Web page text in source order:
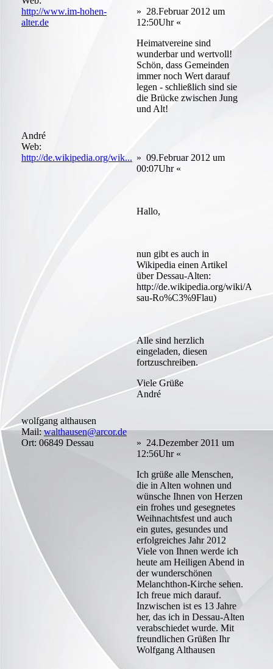
http://www.im-hohen-
alter.de
» 28.Februar 2012 um
12:50Uhr «
Heimatvereine sind
wunderbar und wertvoll!
Schön, dass Gemeinden
immer noch Wert darauf
legen - schließlich sind sie
die Brücke zwischen Jung
und Alt!
André
Web:
http://de.wikipedia.org/wik... » 09.Februar 2012 um
00:07Uhr «
Hallo,
nun gibt es auch in
Wikipedia einen Artikel
über Dessau-Alten:
http://de.wikipedia.org/wiki/
sau-Ro%C3%9Flau)
Alle sind herzlich
eingeladen, diesen
fortzuschreiben.
Viele Grüße
André
wolfgang althausen
Mail:walthausen@arcor.de
Ort: 06849 Dessau
» 24.Dezember 2011 um
12:56Uhr «
Ich grüße alle Menschen,
die in Alten wohnen und
wünsche Ihnen von Herzen
ein frohes und gesegnetes
Weihnachtsfest und auch
ein gutes, gesundes und
erfolgreiches Jahr 2012
Viele von Ihnen werde ich
heute am Heiligen Abend in
der wunderschönen
Melanchthon-Kirche sehen.
Ich freue mich darauf.
Inzwischen ist es 13 Jahre
her, das ich in Dessau-Alten
verabschiedet wurde. Mit
freundlichen Grüßen Ihr
Wolfgang Althausen